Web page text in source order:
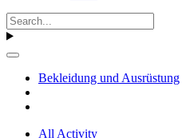
Bekleidung und Ausrüstung
All Activity